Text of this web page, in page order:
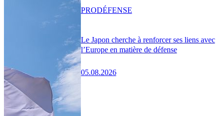
Le Japon cherche à renforcer ses liens avec
l’Europe en matière de défense
05.08.2026
PRODÉFENSE